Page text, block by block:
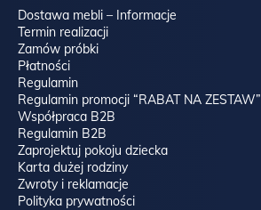
Dostawa mebli – Informacje
Termin realizacji
Zamów próbki
Płatności
Regulamin
Regulamin promocji “RABAT NA ZESTAW”
Współpraca B2B
Regulamin B2B
Zaprojektuj pokoju dziecka
Karta dużej rodziny
Zwroty i reklamacje
Polityka prywatności